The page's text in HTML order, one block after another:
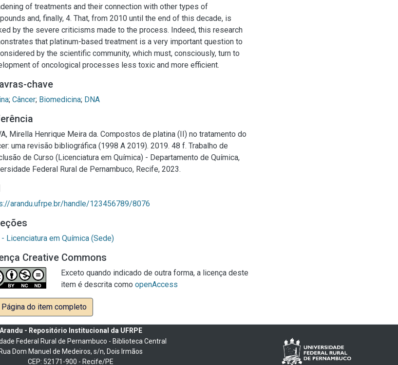
of treatments and their connection with other types of
and, finally, 4. That, from 2010 until the end of this decade, is
by the severe criticisms made to the process. Indeed, this research
that platinum-based treatment is a very important question to
by the scientific community, which must, consciously, turn to
of oncological processes less toxic and more efficient.
chave
; Câncer; Biomedicina; DNA
Mirella Henrique Meira da. Compostos de platina (II) no tratamento do
uma revisão bibliográfica (1998 A 2019). 2019. 48 f. Trabalho de
de Curso (Licenciatura em Química) - Departamento de Química,
Federal Rural de Pernambuco, Recife, 2023.
arandu.ufrpe.br/handle/123456789/8076
- Licenciatura em Química (Sede)
Creative Commons
Exceto quando indicado de outra forma, a licença deste
item é descrita como openAccess
Página do item completo
Arandu - Repositório Institucional da UFRPE
Federal Rural de Pernambuco - Biblioteca Central
Rua Dom Manuel de Medeiros, s/n, Dois Irmãos
CEP: 52171-900 - Recife/PE